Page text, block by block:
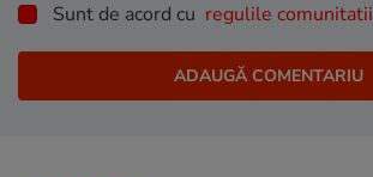
Sunt de acord cu regulile comunitatii